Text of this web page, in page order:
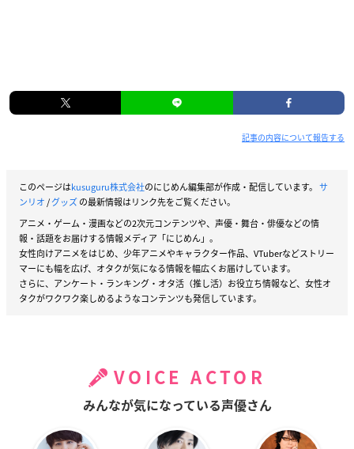
記事の内容について報告する
このページはkusuguru株式会社のにじめん編集部が作成・配信しています。 サ
ンリオ/グッズの最新情報はリンク先をご覧ください。
アニメ・ゲーム・漫画などの2次元コンテンツや、声優・舞台・俳優などの情
報・話題をお届けする情報メディア「にじめん」。
女性向けアニメをはじめ、少年アニメやキャラクター作品、VTuberなどストリー
マーにも幅を広げ、オタクが気になる情報を幅広くお届けしています。
さらに、アンケート・ランキング・オタ活（推し活）お役立ち情報など、女性オ
タクがワクワク楽しめるようなコンテンツも発信しています。
VOICE ACTOR
みんなが気になっている声優さん